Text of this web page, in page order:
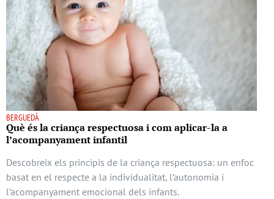
BERGUEDÀ
Què és la criança respectuosa i com aplicar-la a
l’acompanyament infantil
Descobreix els principis de la criança respectuosa: un enfoc
basat en el respecte a la individualitat, l’autonomia i
l’acompanyament emocional dels infants.